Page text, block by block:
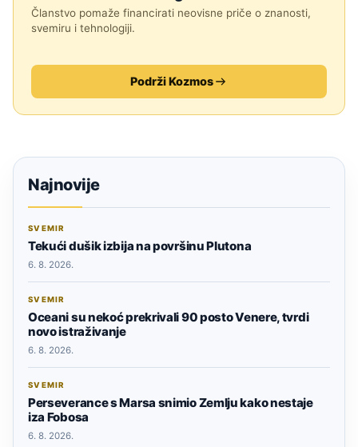
Članstvo pomaže financirati neovisne priče o znanosti,
svemiru i tehnologiji.
Podrži Kozmos
Najnovije
SVEMIR
Tekući dušik izbija na površinu Plutona
6. 8. 2026.
SVEMIR
Oceani su nekoć prekrivali 90 posto Venere, tvrdi
novo istraživanje
6. 8. 2026.
SVEMIR
Perseverance s Marsa snimio Zemlju kako nestaje
iza Fobosa
6. 8. 2026.